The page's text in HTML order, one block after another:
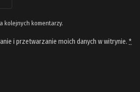
kolejnych komentarzy.
i przetwarzanie moich danych w witrynie. *